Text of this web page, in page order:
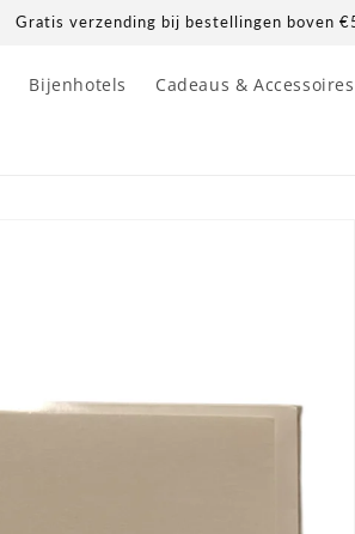
Gratis verzending bij bestellingen boven
Bijenhotels Cadeaus & Accessoires